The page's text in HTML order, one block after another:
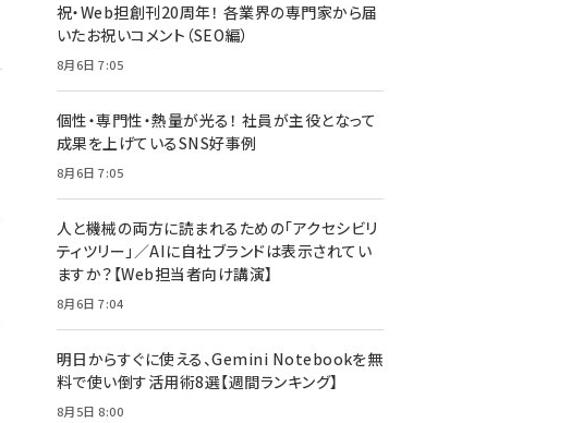
祝・Web担創刊20周年！ 各業界の専門家から届
いたお祝いコメント（SEO編）
8月6日 7:05
個性・専門性・熱量が光る！ 社員が主役となって
成果を上げているSNS好事例
8月6日 7:05
人と機械の両方に読まれるための「アクセシビリ
ティツリー」／AIに自社ブランドは表示されてい
ますか？【Web担当者向け講演】
8月6日 7:04
明日からすぐに使える、Gemini Notebookを無
料で使い倒す活用術8選【週間ランキング】
8月5日 8:00